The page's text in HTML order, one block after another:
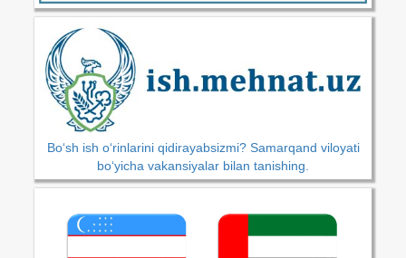
Bo‘sh ish o‘rinlarini qidirayabsizmi? Samarqand viloyati
bo‘yicha vakansiyalar bilan tanishing.